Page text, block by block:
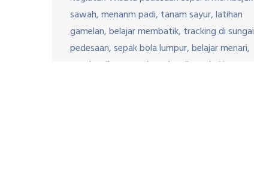
sawah, menanm padi, tanam sayur, latihan
gamelan, belajar membatik, tracking di sungai
pedesaan, sepak bola lumpur, belajar menari,
tangkap ikan, membuat kerajinan dari janur,